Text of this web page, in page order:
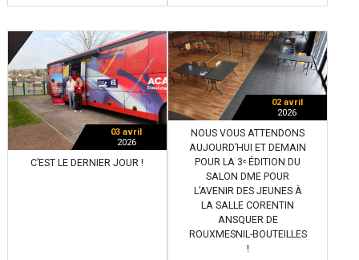
03 avril
2026
C’EST LE DERNIER JOUR !
02 avril
2026
NOUS VOUS ATTENDONS
AUJOURD’HUI ET DEMAIN
POUR LA 3ᵉ ÉDITION DU
SALON DME POUR
L’AVENIR DES JEUNES À
LA SALLE CORENTIN
ANSQUER DE
ROUXMESNIL-BOUTEILLES
!